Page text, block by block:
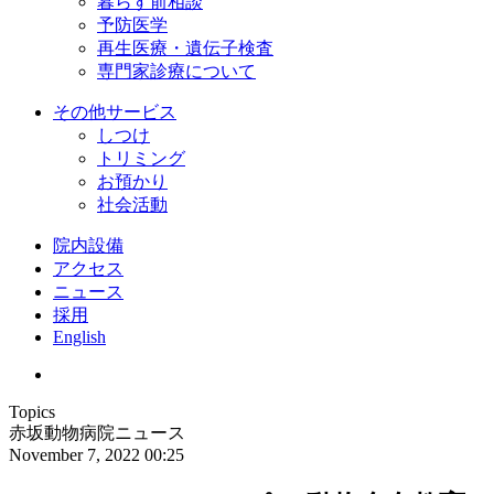
予防医学
再生医療・遺伝子検査
専門家診療について
その他サービス
しつけ
トリミング
お預かり
社会活動
院内設備
アクセス
ニュース
採用
English
Topics
赤坂動物病院ニュース
November 7, 2022 00:25